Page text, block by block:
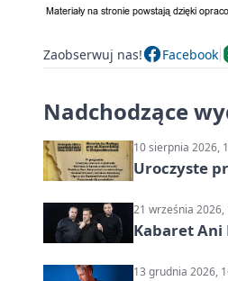
Zaobserwuj nas! Facebook
Nadchodzące
10 sierpnia 2026,
Uroczyste
21 września 2026,
Kabaret Ani
13 grudnia 2026,